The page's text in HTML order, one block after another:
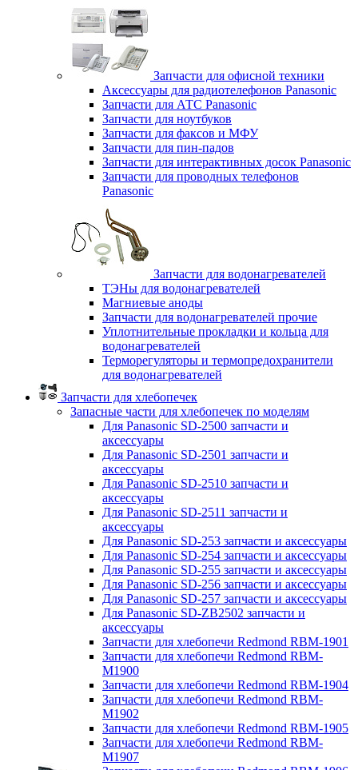
Запчасти для офисной техники
Аксессуары для радиотелефонов Panasonic
Запчасти для АТС Panasonic
Запчасти для ноутбуков
Запчасти для факсов и МФУ
Запчасти для пин-падов
Запчасти для интерактивных досок Panasonic
Запчасти для проводных телефонов
Panasonic
Запчасти для водонагревателей
ТЭНы для водонагревателей
Магниевые аноды
Запчасти для водонагревателей прочие
Уплотнительные прокладки и кольца для
водонагревателей
Терморегуляторы и термопредохранители
для водонагревателей
Запчасти для хлебопечек
Запасные части для хлебопечек по моделям
Для Panasonic SD-2500 запчасти и
аксессуары
Для Panasonic SD-2501 запчасти и
аксессуары
Для Panasonic SD-2510 запчасти и
аксессуары
Для Panasonic SD-2511 запчасти и
аксессуары
Для Panasonic SD-253 запчасти и аксессуары
Для Panasonic SD-254 запчасти и аксессуары
Для Panasonic SD-255 запчасти и аксессуары
Для Panasonic SD-256 запчасти и аксессуары
Для Panasonic SD-257 запчасти и аксессуары
Для Panasonic SD-ZB2502 запчасти и
аксессуары
Запчасти для хлебопечи Redmond RBM-1901
Запчасти для хлебопечи Redmond RBM-
M1900
Запчасти для хлебопечи Redmond RBM-1904
Запчасти для хлебопечи Redmond RBM-
M1902
Запчасти для хлебопечи Redmond RBM-1905
Запчасти для хлебопечи Redmond RBM-
M1907